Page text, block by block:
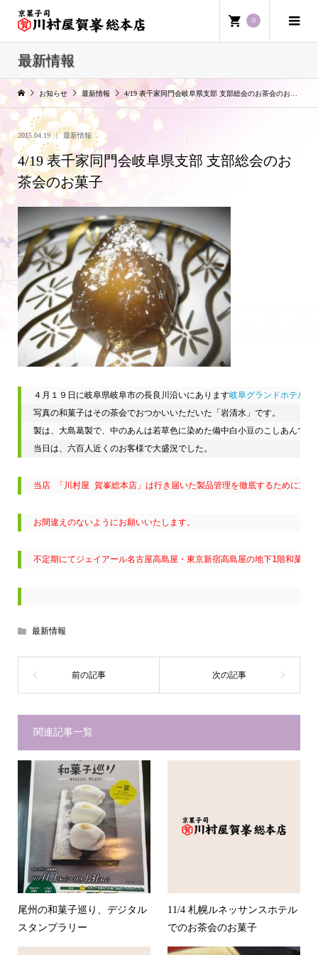
0
最新情報
お知らせ 最新情報 4/19 表千家同門会岐阜県支部 支部総会のお茶会のお菓子
2015.04.19 最新情報
4/19 表千家同門会岐阜県支部 支部総会のお
茶会のお菓子
４月１９日に岐阜県岐阜市の長良川沿いにあります岐阜グランドホテル
写真の和菓子はその茶会でおつかいいただいた「岩清水」です。
製は、大島葛製で、中のあんは若草色に染めた備中白小豆のこしあんでで
当日は、六百人近くのお客様で大盛況でした。
当店 「川村屋 賀峯総本店」は行き届いた製品管理を徹底するために支
お間違えのないようにお願いいたします。
不定期にてジェイアール名古屋高島屋・東京新宿高島屋の地下1階和菓子
最新情報
関連記事一覧
尾州の和菓子巡り、デジタル
スタンプラリー
11/4 札幌ルネッサンスホテル
でのお茶会のお菓子